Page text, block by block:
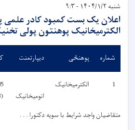
شنبه ۱۴۰۴/۱/۲ - ۹:۳
اعلان یک بست کمبود کادر
الکترمیخانیک پوهنتون پولی
شماره پوهنځی دیپارتمنت
1
الکترمیخانیک
اتومیخانیک
(A3)-28-90
متقاضیان واجد شرایط با سویه دکتورا . . .